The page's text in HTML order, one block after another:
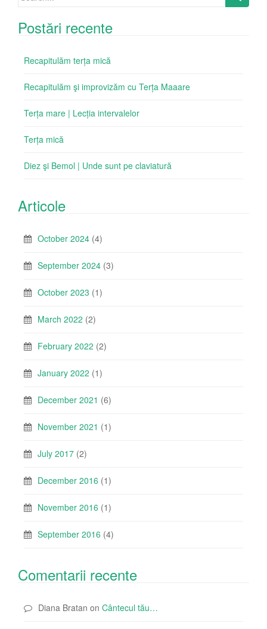
Postări recente
Recapitulăm terța mică
Recapitulăm şi improvizăm cu Terța Maaare
Terța mare | Lecția intervalelor
Terța mică
Diez şi Bemol | Unde sunt pe claviatură
Articole
October 2024 (4)
September 2024 (3)
October 2023 (1)
March 2022 (2)
February 2022 (2)
January 2022 (1)
December 2021 (6)
November 2021 (1)
July 2017 (2)
December 2016 (1)
November 2016 (1)
September 2016 (4)
Comentarii recente
Diana Bratan on Cântecul tău…